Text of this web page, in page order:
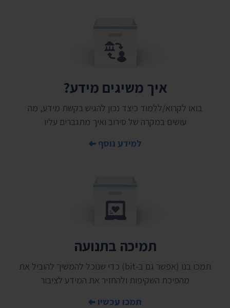
איך משיגים מידע?
בואו לקרוא/ללמוד כיצד נכון להגיש בקשת מידע, מה
עושים במקרה של סירוב ואיך מתגברים עליו
למידע נוסף
תמיכה בתנועה
תמכו בנו (אפשר גם ב-bit) כדי שנוכל להמשיך להוביל את
מהפיכת השקיפות ולהחזיר את המידע לציבור
תמכו עכשיו